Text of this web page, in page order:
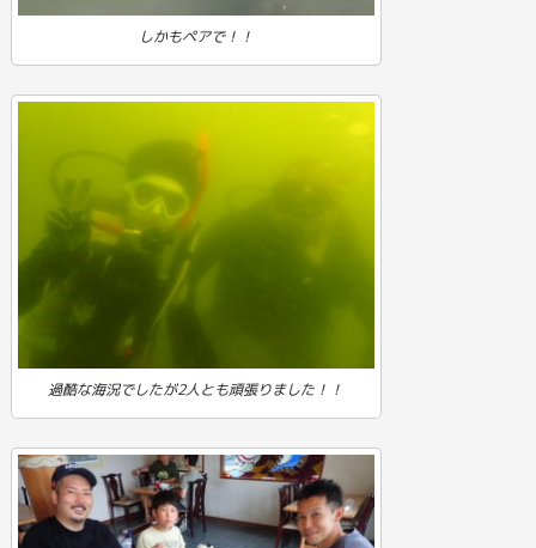
しかもペアで！！
過酷な海況でしたが2人とも頑張りました！！